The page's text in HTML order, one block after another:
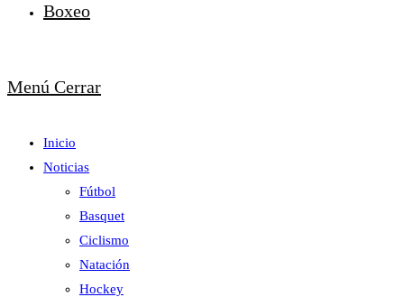
Boxeo
Menú Cerrar
Inicio
Noticias
Fútbol
Basquet
Ciclismo
Natación
Hockey